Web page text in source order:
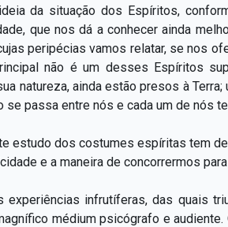
da situação dos Espíritos,
que nos dá a conhecer ainda
peripécias vamos relatar, se nos
não é um desses Espíritos
natureza, ainda estão presos à
se passa entre nós e cada um de nós
estudo dos costumes espíritas tem
e a maneira de concorrermos
experiências infrutíferas, das quais
médium psicógrafo e